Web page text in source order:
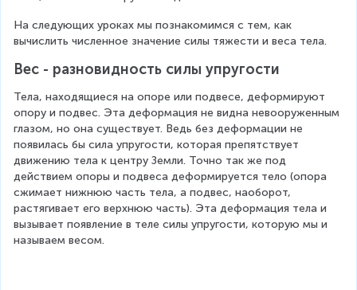
На следующих уроках мы познакомимся с тем, как
вычислить численное значение силы тяжести и веса тела.
Вес - разновидность силы упругости
Тела, находящиеся на опоре или подвесе, деформируют
опору и подвес. Эта деформация не видна невооруженным
глазом, но она существует. Ведь без деформации не
появилась бы сила упругости, которая препятствует
движению тела к центру Земли. Точно так же под
действием опоры и подвеса деформируется тело (опора
сжимает нижнюю часть тела, а подвес, наоборот,
растягивает его верхнюю часть). Эта деформация тела и
вызывает появление в теле силы упругости, которую мы и
называем весом.